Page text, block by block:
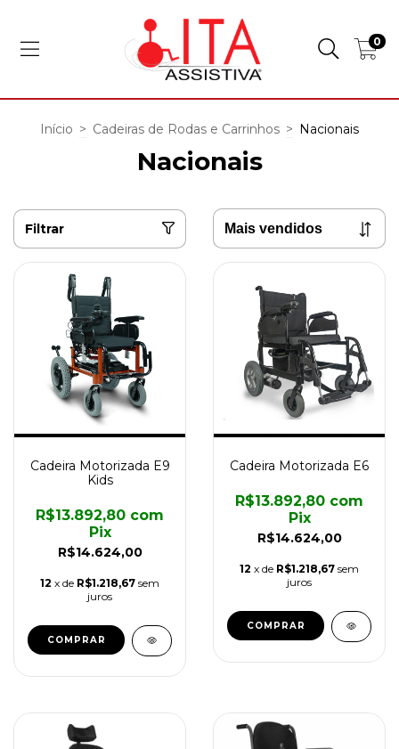
0
Início > Cadeiras de Rodas e Carrinhos > Nacionais
Nacionais
Filtrar
Cadeira Motorizada E9
Kids
R$14.624,00
R$13.892,80 com
Pix
12 x de R$1.218,67 sem
juros
COMPRAR
Cadeira Motorizada E6
R$14.624,00
R$13.892,80 com
Pix
12 x de R$1.218,67 sem
juros
COMPRAR